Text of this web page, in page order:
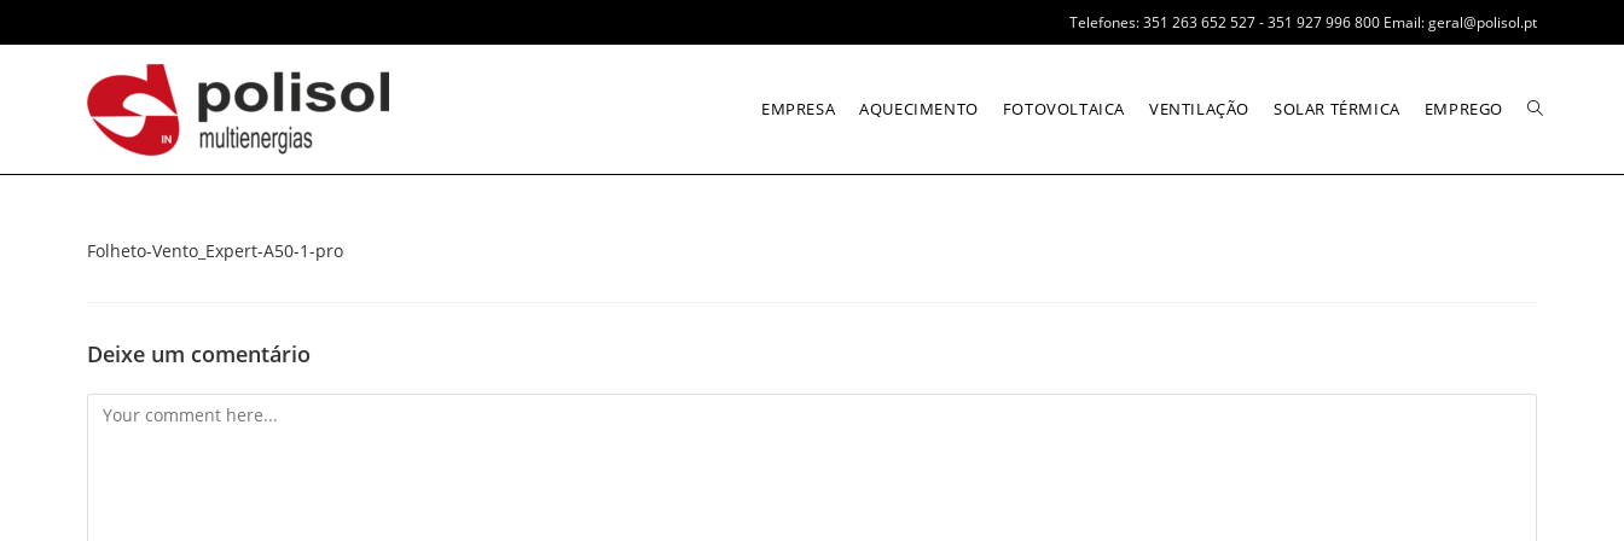
Telefones: 351 263 652 527 - 351 927 996 800 Email: geral@polisol.pt
EMPRESA AQUECIMENTO FOTOVOLTAICA VENTILAÇÃO SOLAR TÉRMICA EMPREGO
Folheto-Vento_Expert-A50-1-pro
Deixe um comentário